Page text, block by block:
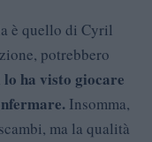
è quello di Cyril
potrebbero
ha visto giocare
Insomma,
ma la qualità